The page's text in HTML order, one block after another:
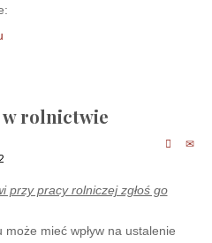
w rolnictwie
przy pracy rolniczej zgłoś go
może mieć wpływ na ustalenie